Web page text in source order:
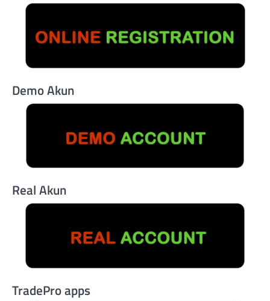
Demo Akun
Real Akun
TradePro apps